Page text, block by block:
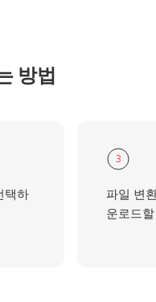
방법
택하
3
파일 변
운로드